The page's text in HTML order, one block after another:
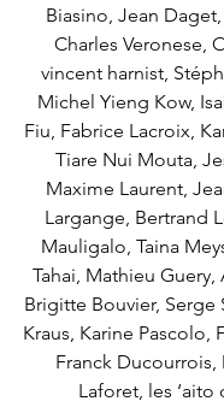
Biasino, Jean
Charles Veronese,
vincent harnist,
Michel Yieng Kow,
Fiu, Fabrice Lacroix,
Tiare Nui Mouta,
Maxime Laurent,
Largange, Bertrand
Mauligalo, Taina
Tahai, Mathieu Guery,
Brigitte Bouvier,
Kraus, Karine Pascolo,
Franck Ducourrois,
Laforet, les ‘aito